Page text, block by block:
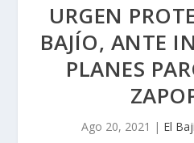
URGEN
BAJÍO, ANTE
PLANES
Ago 20, 2021 | El